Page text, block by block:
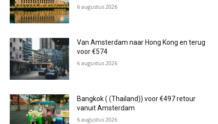
6 augustus 2026
Van Amsterdam naar Hong Kong en terug
voor €574
6 augustus 2026
Bangkok ( (Thailand)) voor €497 retour
vanuit Amsterdam
6 augustus 2026